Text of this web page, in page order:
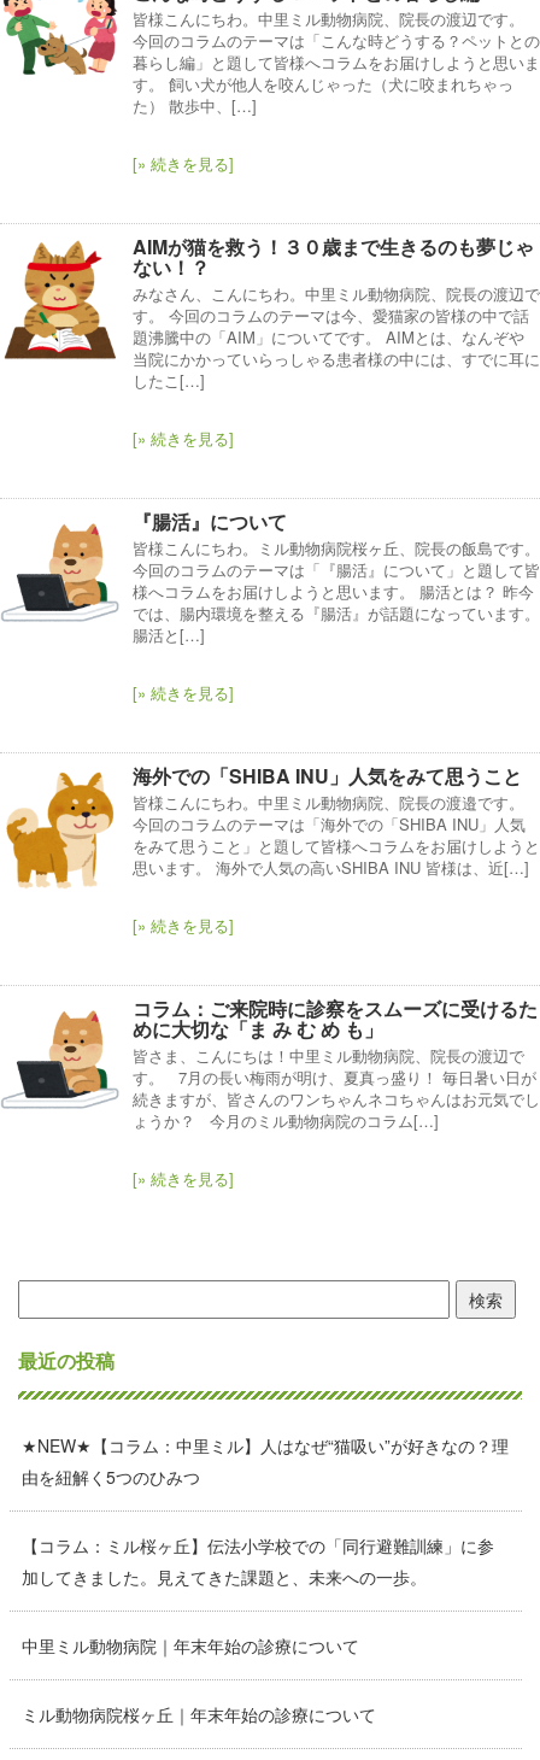
皆様こんにちわ。中里ミル動物病院、院長の渡辺です。
今回のコラムのテーマは「こんな時どうする？ペットとの
暮らし編」と題して皆様へコラムをお届けしようと思いま
す。 飼い犬が他人を咬んじゃった（犬に咬まれちゃっ
た） 散歩中、[…]
[» 続きを見る]
AIMが猫を救う！３０歳まで生きるのも夢じゃ
ない！？
みなさん、こんにちわ。中里ミル動物病院、院長の渡辺で
す。 今回のコラムのテーマは今、愛猫家の皆様の中で話
題沸騰中の「AIM」についてです。 AIMとは、なんぞや
当院にかかっていらっしゃる患者様の中には、すでに耳に
したこ[…]
[» 続きを見る]
『腸活』について
皆様こんにちわ。ミル動物病院桜ヶ丘、院長の飯島です。
今回のコラムのテーマは「『腸活』について」と題して皆
様へコラムをお届けしようと思います。 腸活とは？ 昨今
では、腸内環境を整える『腸活』が話題になっています。
腸活と[…]
[» 続きを見る]
海外での「SHIBA INU」人気をみて思うこと
皆様こんにちわ。中里ミル動物病院、院長の渡邉です。
今回のコラムのテーマは「海外での「SHIBA INU」人気
をみて思うこと」と題して皆様へコラムをお届けしようと
思います。 海外で人気の高いSHIBA INU 皆様は、近[…]
[» 続きを見る]
コラム：ご来院時に診察をスムーズに受けるた
めに大切な「ま み む め も」
皆さま、こんにちは！中里ミル動物病院、院長の渡辺で
す。 7月の長い梅雨が明け、夏真っ盛り！ 毎日暑い日が
続きますが、皆さんのワンちゃんネコちゃんはお元気でし
ょうか？ 今月のミル動物病院のコラム[…]
[» 続きを見る]
検
索:
最近の投稿
★NEW★【コラム：中里ミル】人はなぜ“猫吸い”が好きなの？理
由を紐解く5つのひみつ
【コラム：ミル桜ヶ丘】伝法小学校での「同行避難訓練」に参
加してきました。見えてきた課題と、未来への一歩。
中里ミル動物病院｜年末年始の診療について
ミル動物病院桜ヶ丘｜年末年始の診療について